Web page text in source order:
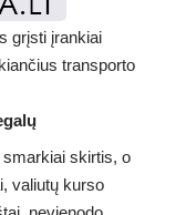
grįsti įrankiai
transporto
skirtis, o
valiutų kurso